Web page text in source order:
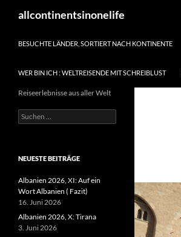
Inhaltallcontinentsinonelife
BESUCHTE LÄNDER, SORTIERT NACH KONTINENTE
WER BIN ICH : WELTREISENDE MIT SCHREIBLUST
Reiseerlebnisse aus aller Welt
Suchen
nach:
NEUESTE BEITRÄGE
Albanien 2026, XI: Auf ein
Wort Albanien ( Fazit)
16. Juni 2026
Albanien 2026, X: Tirana
3. Juni 2026